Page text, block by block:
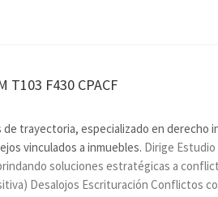
T103 F430 CPACF
por
de trayectoria, especializado en derecho
vinculados a inmuebles. Dirige Estudio
soluciones estratégicas a
Desalojos Escrituración Conflictos